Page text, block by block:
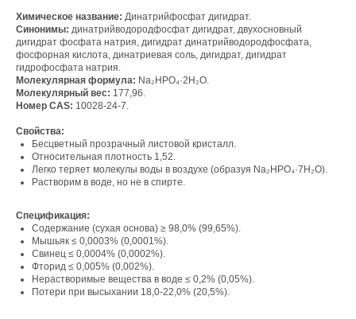
Химическое название: Динатрийфосфат дигидрат.
Синонимы: динатрийводородфосфат дигидрат, двухосновный
дигидрат фосфата натрия, дигидрат динатрийводородфосфата,
фосфорная кислота, динатриевая соль, дигидрат, дигидрат
гидрофосфата натрия.
Молекулярная формула: Na₂HPO₄·2H₂O.
Молекулярный вес: 177,96.
Номер CAS: 10028-24-7.
Свойства:
Бесцветный прозрачный листовой кристалл.
Относительная плотность 1,52.
Легко теряет молекулы воды в воздухе (образуя Na₂HPO₄·7H₂O).
Растворим в воде, но не в спирте.
Спецификация:
Содержание (сухая основа) ≥ 98,0% (99,65%).
Мышьяк ≤ 0,0003% (0,0001%).
Свинец ≤ 0,0004% (0,0002%).
Фторид ≤ 0,005% (0,002%).
Нерастворимые вещества в воде ≤ 0,2% (0,05%).
Потери при высыхании 18,0-22,0% (20,5%).